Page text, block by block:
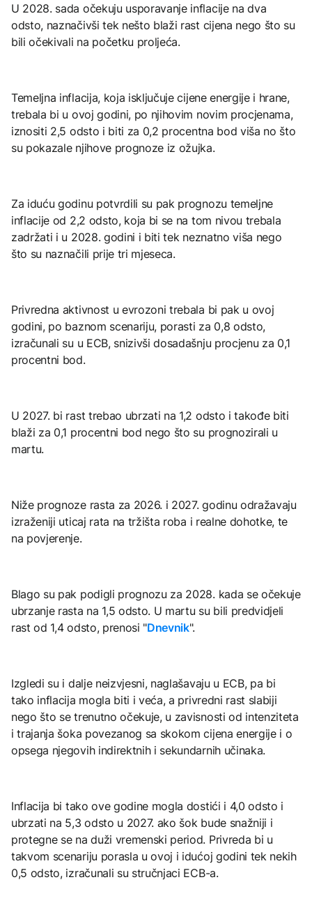
U 2028. sada očekuju usporavanje inflacije na dva
odsto, naznačivši tek nešto blaži rast cijena nego što su
bili očekivali na početku proljeća.
Temeljna inflacija, koja isključuje cijene energije i hrane,
trebala bi u ovoj godini, po njihovim novim procjenama,
iznositi 2,5 odsto i biti za 0,2 procentna bod viša no što
su pokazale njihove prognoze iz ožujka.
Za iduću godinu potvrdili su pak prognozu temeljne
inflacije od 2,2 odsto, koja bi se na tom nivou trebala
zadržati i u 2028. godini i biti tek neznatno viša nego
što su naznačili prije tri mjeseca.
Privredna aktivnost u evrozoni trebala bi pak u ovoj
godini, po baznom scenariju, porasti za 0,8 odsto,
izračunali su u ECB, snizivši dosadašnju procjenu za 0,1
procentni bod.
U 2027. bi rast trebao ubrzati na 1,2 odsto i takođe biti
blaži za 0,1 procentni bod nego što su prognozirali u
martu.
Niže prognoze rasta za 2026. i 2027. godinu odražavaju
izraženiji uticaj rata na tržišta roba i realne dohotke, te
na povjerenje.
Blago su pak podigli prognozu za 2028. kada se očekuje
ubrzanje rasta na 1,5 odsto. U martu su bili predvidjeli
rast od 1,4 odsto, prenosi "Dnevnik".
Izgledi su i dalje neizvjesni, naglašavaju u ECB, pa bi
tako inflacija mogla biti i veća, a privredni rast slabiji
nego što se trenutno očekuje, u zavisnosti od intenziteta
i trajanja šoka povezanog sa skokom cijena energije i o
opsega njegovih indirektnih i sekundarnih učinaka.
Inflacija bi tako ove godine mogla dostići i 4,0 odsto i
ubrzati na 5,3 odsto u 2027. ako šok bude snažniji i
protegne se na duži vremenski period. Privreda bi u
takvom scenariju porasla u ovoj i idućoj godini tek nekih
0,5 odsto, izračunali su stručnjaci ECB-a.